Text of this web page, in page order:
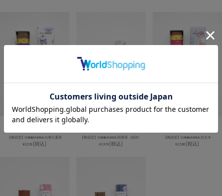
【梅栄堂】Collaboration 白檀九重香
¥3,520 (税込)
【梅栄堂】Collaboration 開運香（紙筒）
¥2,970 (税込)
【梅栄堂】Collaboration 好文木
¥2,530 (税込)